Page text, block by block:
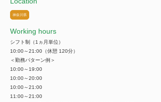
神奈川県
Working hours
シフト制（1ヵ月単位）
10:00～21:00（休憩 120分）
＜勤務パターン例＞
10:00～19:00
10:00～20:00
10:00～21:00
11:00～21:00